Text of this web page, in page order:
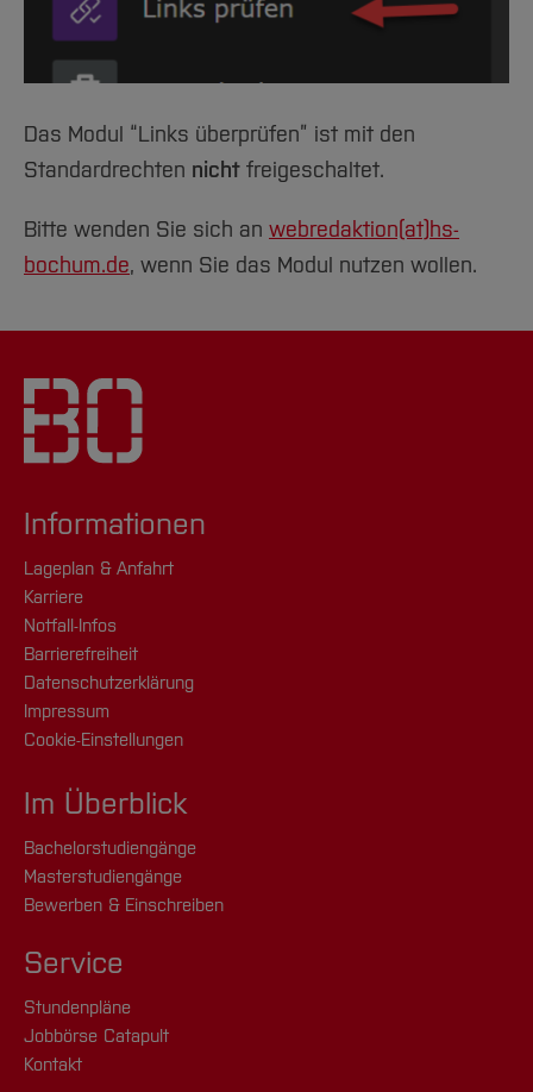
Veranstaltung
Seiteninhaltselemente rekonstruieren
Das Modul “Links überprüfen” ist mit den
Standardrechten nicht freigeschaltet.
Bitte wenden Sie sich an webredaktion(at)hs-
bochum.de, wenn Sie das Modul nutzen wollen.
Informationen
Lageplan & Anfahrt
Karriere
Notfall-Infos
Barrierefreiheit
Datenschutzerklärung
Impressum
Cookie-Einstellungen
Im Überblick
Bachelorstudiengänge
Masterstudiengänge
Bewerben & Einschreiben
Service
Stundenpläne
Jobbörse Catapult
Kontakt